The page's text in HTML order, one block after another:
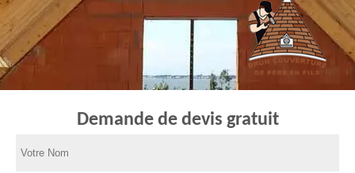
Demande de devis gratuit